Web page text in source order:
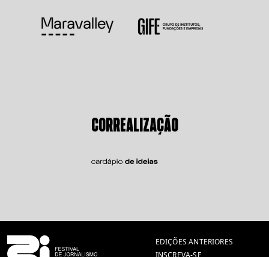
CORREALIZAÇÃO
EDIÇÕES ANTERIORES
INSCREVA-SE